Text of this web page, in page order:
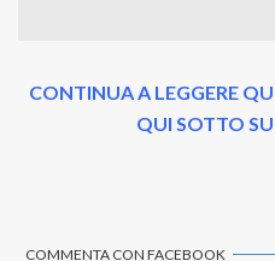
CONTINUA A LEGGERE
QUI SOTTO SU
COMMENTA CON FACEBOOK